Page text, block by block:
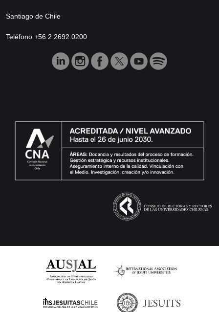
Santiago de Chile
Teléfono +56 2 2692 0200